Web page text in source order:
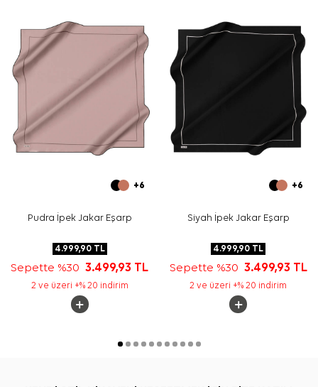
Yıkama ve bakım için ürün etiketindeki talimatları
izleyiniz. İpek ve hassas eşarplarda nazik bakım
gerektiren durumlar için Aker İpek Eşarp Şampuanı
edebilirsiniz.
Sıkça Sorulan Sorular
Bu eşarbın ölçüsü nedir?
Ürün hangi malzemeden üretilmiştir?
Deseni ve renkleri nasıldır?
Hangi kombinlerle kullanılabilir?
+6
Pudra İpek Jakar Eşarp
4.999,90TL
Sepette %303.499,93 TL
2 ve üzeri +% 20 indirim
+6
Siyah İpek Jakar Eşarp
4.999,90 TL
Sepette %30 3.499,93 TL
2 ve üzeri +% 20 indirim